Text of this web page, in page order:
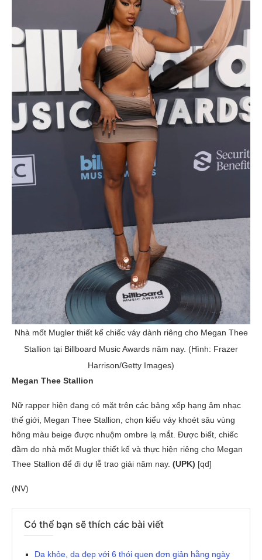
Nhà mốt Mugler thiết kế chiếc váy dành riêng cho Megan Thee
Stallion tại Billboard Music Awards năm nay. (Hình: Frazer
Harrison/Getty Images)
Megan Thee Stallion
Nữ rapper hiện đang có mặt trên các bảng xếp hạng âm nhạc
thế giới, Megan Thee Stallion, chọn kiểu váy khoét sâu vùng
hông màu beige được nhuộm ombre lạ mắt. Được biết, chiếc
đầm do nhà mốt Mugler thiết kế và thực hiện riêng cho Megan
Thee Stallion để đi dự lễ trao giải năm nay. (UPK) [qd]
(NV)
Có thể bạn sẽ thích các bài viết
Da khỏe, da đẹp với 6 thói quen đơn giản hằng ngày